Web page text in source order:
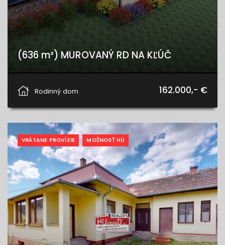
(636 m²) MUROVANÝ RD NA KĽÚČ
Rodinný dom
162.000,- €
VRÁTANE PROVÍZIE MOŽNOSŤ HÚ